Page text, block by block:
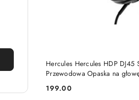
Hercules Hercules HDP DJ45
Przewodowa Opaska na
Cena:
199.00
DO